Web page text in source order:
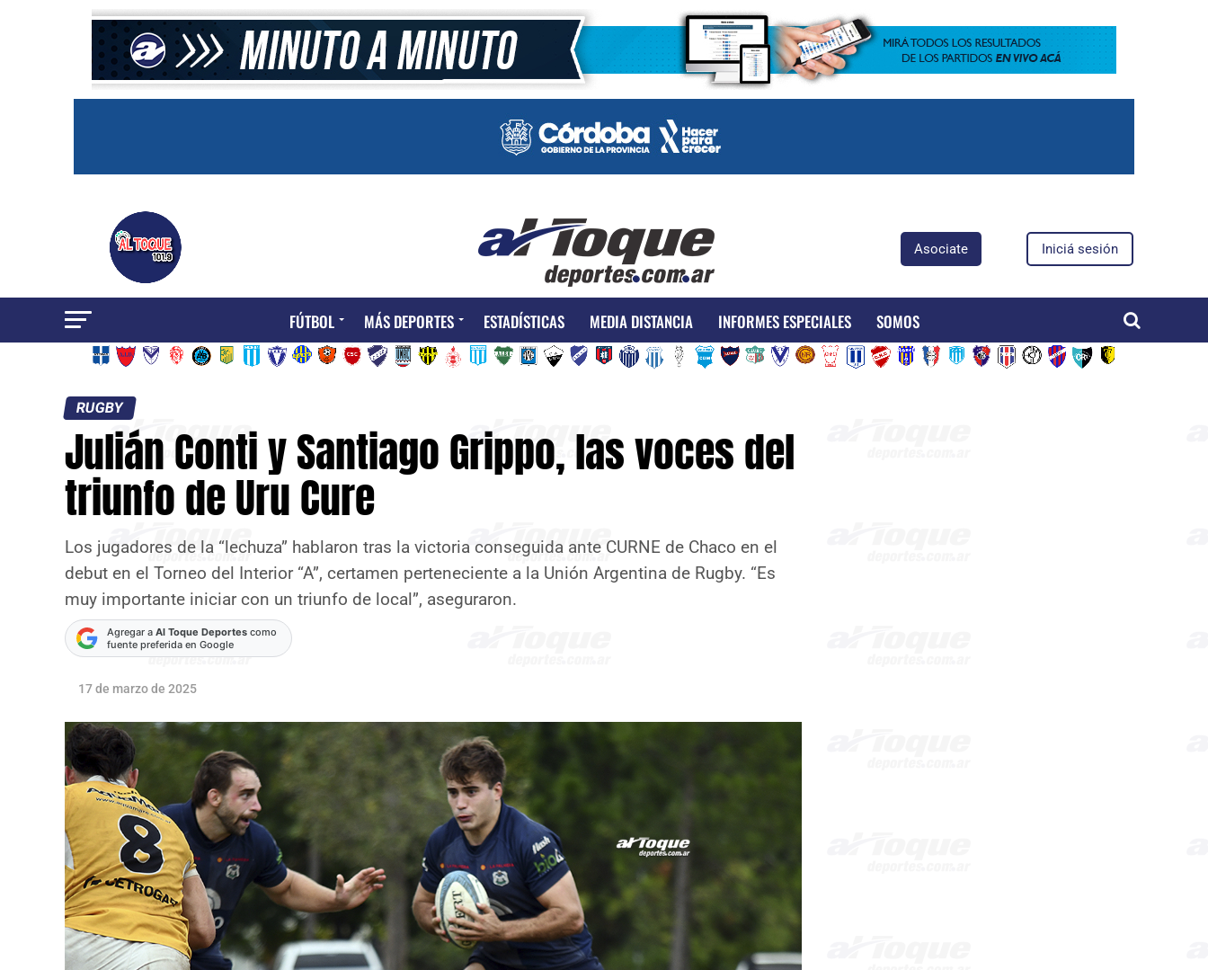
Asociate Iniciá sesión
FÚTBOL MÁS DEPORTES ESTADÍSTICAS MEDIA DISTANCIA INFORMES ESPECIALES SOMOS
RUGBY
Julián Conti y Santiago Grippo, las voces del
triunfo de Uru Cure
Los jugadores de la “lechuza” hablaron tras la victoria conseguida ante CURNE de Chaco en el
debut en el Torneo del Interior “A”, certamen perteneciente a la Unión Argentina de Rugby. “Es
muy importante iniciar con un triunfo de local”, aseguraron.
Agregar a Al Toque Deportes como
fuente preferida en Google
17 de marzo de 2025